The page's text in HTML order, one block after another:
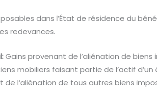
dans l’État de résidence du
redevances.
Gains provenant de l’aliénation de
mobiliers faisant partie de l’actif
de l’aliénation de tous autres biens